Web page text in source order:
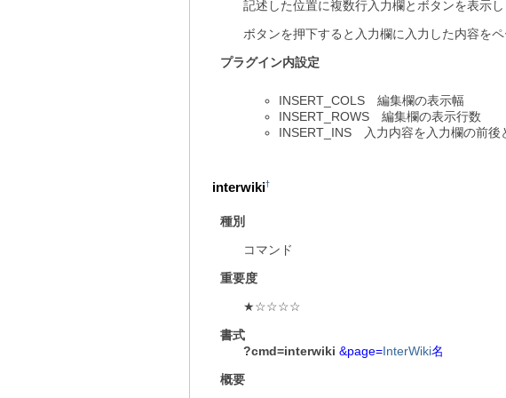
記述した位置に複数行入力欄とボタンを表示し
ボタンを押下すると入力欄に入力した内容をペ
プラグイン内設定
INSERT_COLS 編集欄の表示幅
INSERT_ROWS 編集欄の表示行数
INSERT_INS 入力内容を入力欄の前後
interwiki†
種別
コマンド
重要度
★☆☆☆☆
書式
?cmd=interwiki &page=InterWiki名
概要